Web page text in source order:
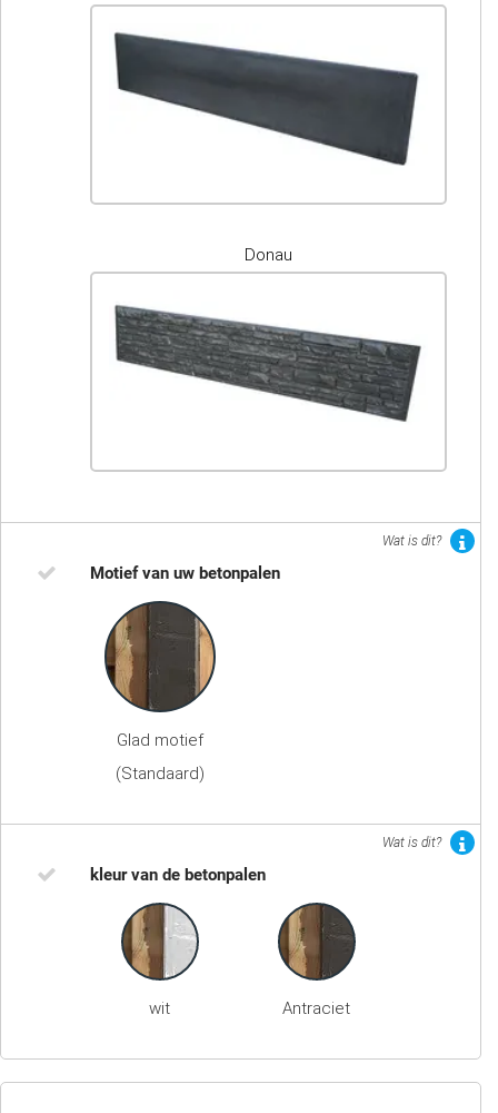
Donau
Wat is dit?
Motief van uw betonpalen
Glad motief
(Standaard)
Wat is dit?
kleur van de betonpalen
wit Antraciet